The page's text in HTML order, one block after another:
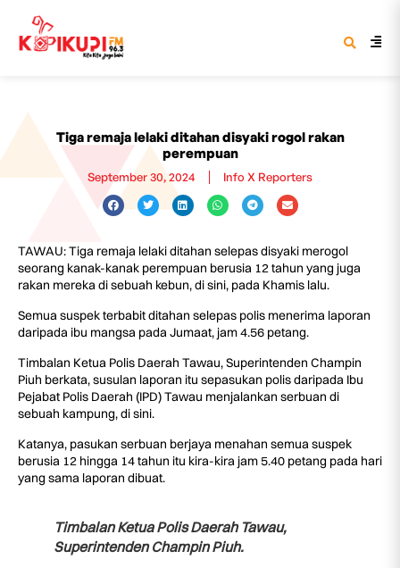
Tiga remaja lelaki ditahan disyaki rogol rakan
perempuan
September 30, 2024 Info X Reporters
TAWAU: Tiga remaja lelaki ditahan selepas disyaki merogol
seorang kanak-kanak perempuan berusia 12 tahun yang juga
rakan mereka di sebuah kebun, di sini, pada Khamis lalu.
Semua suspek terbabit ditahan selepas polis menerima laporan
daripada ibu mangsa pada Jumaat, jam 4.56 petang.
Timbalan Ketua Polis Daerah Tawau, Superintenden Champin
Piuh berkata, susulan laporan itu sepasukan polis daripada Ibu
Pejabat Polis Daerah (IPD) Tawau menjalankan serbuan di
sebuah kampung, di sini.
Katanya, pasukan serbuan berjaya menahan semua suspek
berusia 12 hingga 14 tahun itu kira-kira jam 5.40 petang pada hari
yang sama laporan dibuat.
Timbalan Ketua Polis Daerah Tawau,
Superintenden Champin Piuh.